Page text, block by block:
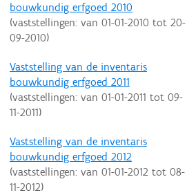
bouwkundig erfgoed 2010
(vaststellingen: van 01-01-2010 tot 20-
09-2010)
Vaststelling van de inventaris
bouwkundig erfgoed 2011
(vaststellingen: van 01-01-2011 tot 09-
11-2011)
Vaststelling van de inventaris
bouwkundig erfgoed 2012
(vaststellingen: van 01-01-2012tot 08-
11-2012)